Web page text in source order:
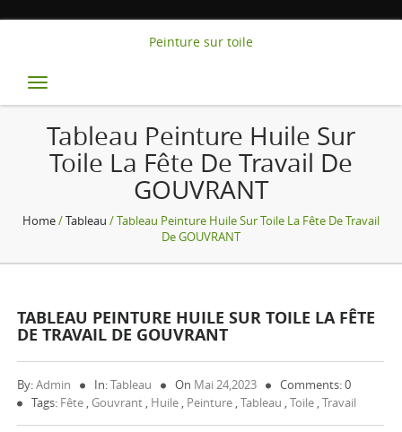
Peinture sur toile
Toggle
navigation
Tableau Peinture Huile Sur
Toile La Fête De Travail De
GOUVRANT
Home/Tableau / Tableau Peinture Huile Sur Toile La Fête De Travail
De GOUVRANT
TABLEAU PEINTURE HUILE SUR TOILE LA FÊTE
DE TRAVAIL DE GOUVRANT
By:Admin In:Tableau On Mai 24,2023
Comments: 0
Tags: Fête , Gouvrant , Huile , Peinture ,Tableau ,Toile ,Travail